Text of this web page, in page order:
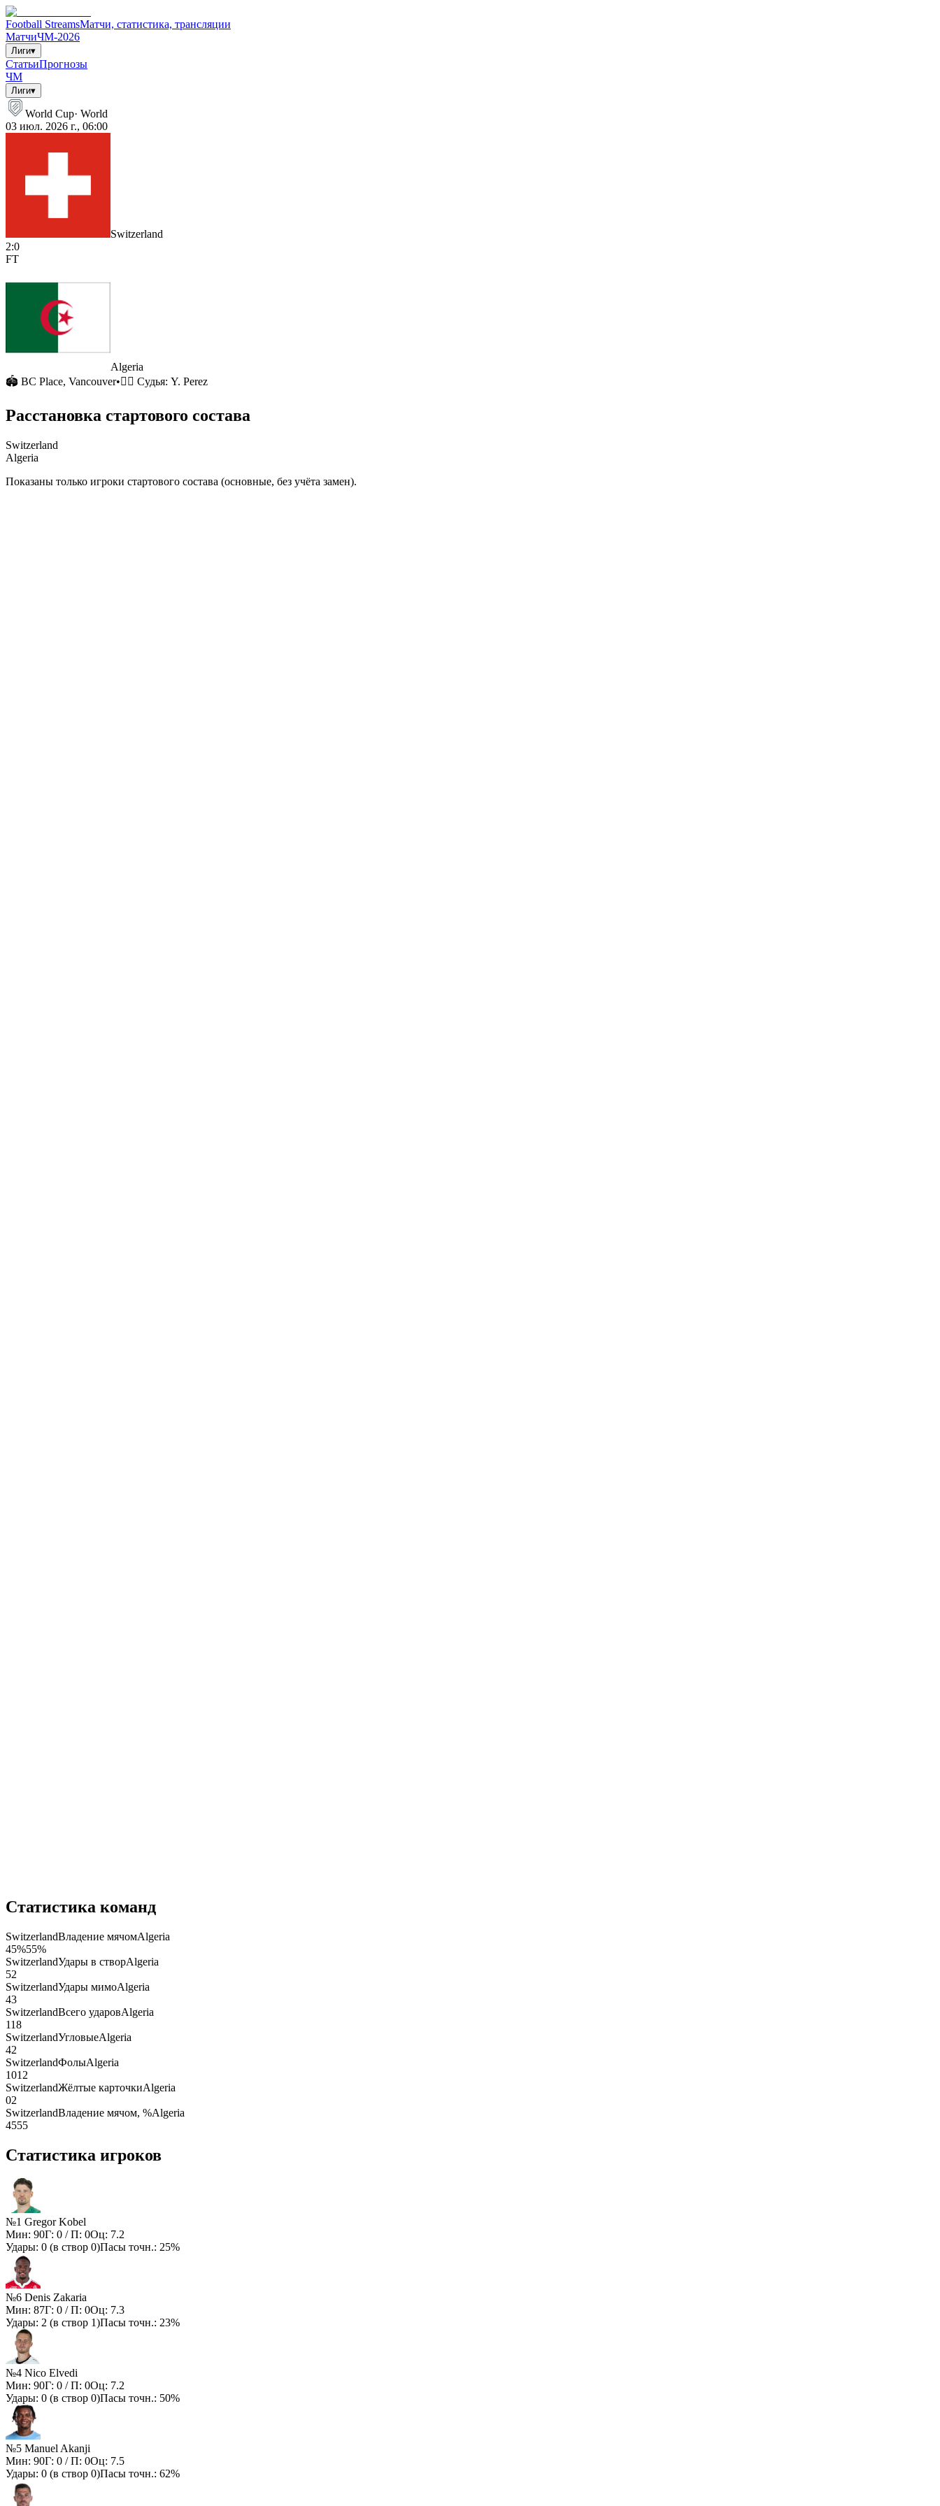
Football StreamsМатчи, статистика, трансляции
МатчиЧМ-2026
Лиги▾
СтатьиПрогнозы
ЧМ
Лиги▾
World Cup· World
03 июл. 2026 г., 06:00
Switzerland
2:0
FT
Algeria
🏟 BC Place, Vancouver•🧑‍⚖️ Судья: Y. Perez
Расстановка стартового состава
Switzerland
Algeria
Показаны только игроки стартового состава (основные, без учёта замен).
Статистика команд
SwitzerlandВладение мячомAlgeria
45%55%
SwitzerlandУдары в створAlgeria
52
SwitzerlandУдары мимоAlgeria
43
SwitzerlandВсего ударовAlgeria
118
SwitzerlandУгловыеAlgeria
42
SwitzerlandФолыAlgeria
1012
SwitzerlandЖёлтые карточкиAlgeria
02
SwitzerlandВладение мячом, %Algeria
4555
Статистика игроков
№1 Gregor Kobel
Мин: 90Г: 0 / П: 0Оц: 7.2
Удары: 0 (в створ 0)Пасы точн.: 25%
№6 Denis Zakaria
Мин: 87Г: 0 / П: 0Оц: 7.3
Удары: 2 (в створ 1)Пасы точн.: 23%
№4 Nico Elvedi
Мин: 90Г: 0 / П: 0Оц: 7.2
Удары: 0 (в створ 0)Пасы точн.: 50%
№5 Manuel Akanji
Мин: 90Г: 0 / П: 0Оц: 7.5
Удары: 0 (в створ 0)Пасы точн.: 62%